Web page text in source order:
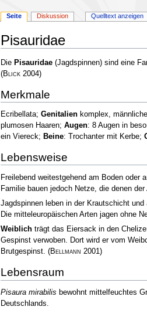
Pisauridae
Zur
Navigation
Zur
Suche
Die Pisauridae(Jagdspinnen) sind eine
(Blick2004)
Merkmale
Ecribellata; Genitalienkomplex,
plumosen Haaren; Augen: 8 Augen in
ein Viereck; Beine: Trochanter mit Kerbe;
Lebensweise
Freilebend weitestgehend am Boden oder
Familie bauen jedoch Netze, die denen der
Jagdspinnen leben in der Krautschicht
Die mitteleuropäischen Arten jagen ohne
Weiblichträgt das Eiersack in den
Gespinst verwoben. Dort wird er vom
Brutgespinst. (Bellmann 2001)
Lebensraum
Pisaura mirabilis bewohnt mittelfeuchtes
Deutschlands.
Seite Diskussion Quelltext anzeigen